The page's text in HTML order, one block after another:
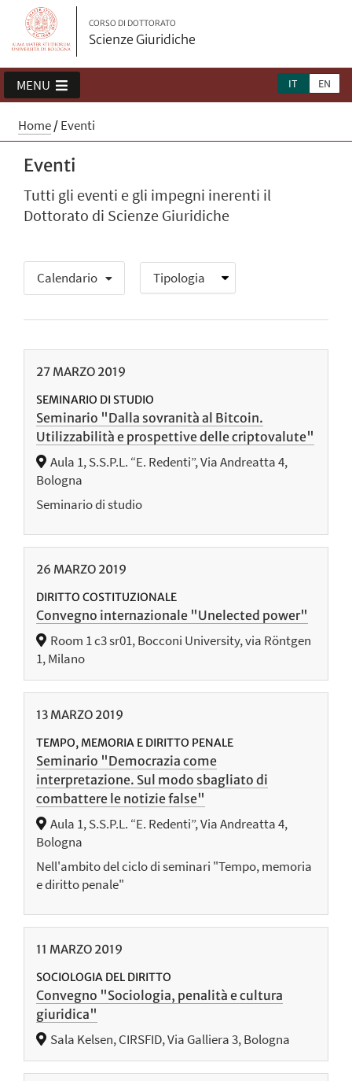
CORSO DI DOTTORATO
Scienze Giuridiche
IT EN
MENU
Home/Eventi
Eventi
Tutti gli eventi e gli impegni inerenti il
Dottorato di Scienze Giuridiche
Calendario
27 MARZO 2019
SEMINARIO DI STUDIO
Seminario "Dalla sovranità al Bitcoin.
Utilizzabilità e prospettive delle criptovalute"
Aula 1, S.S.P.L. “E. Redenti”, Via Andreatta 4,
Bologna
Seminario di studio
26 MARZO 2019
DIRITTO COSTITUZIONALE
Convegno internazionale "Unelected power"
Room 1 c3 sr01, Bocconi University, via Röntgen
1, Milano
13 MARZO 2019
TEMPO, MEMORIA E DIRITTO PENALE
Seminario "Democrazia come
interpretazione. Sul modo sbagliato di
combattere le notizie false"
Aula 1, S.S.P.L. “E. Redenti”, Via Andreatta 4,
Bologna
Nell'ambito del ciclo di seminari "Tempo, memoria
e diritto penale"
11 MARZO 2019
SOCIOLOGIA DEL DIRITTO
Convegno "Sociologia, penalità e cultura
giuridica"
Sala Kelsen, CIRSFID, Via Galliera 3, Bologna